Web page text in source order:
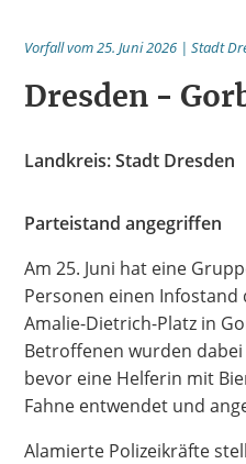
Publikationen
Bildungsangebote
Deutsch العربية Český
Italiano
Kurdí فارسی
Русский
Español
Vorfall vom 25. Juni 2026 | Stadt
Dresden -
Landkreis: Stadt Dresden
Parteistand angegriffen
Am 25. Juni hat eine
Personen einen Infostand
Amalie-Dietrich-Platz in
Betroffenen wurden
bevor eine Helferin mit
Fahne entwendet und
Alamierte Polizeikräfte